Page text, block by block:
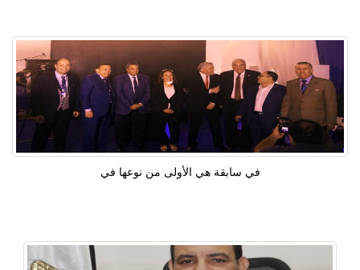
في سابقة هي الأولى من نوعها في